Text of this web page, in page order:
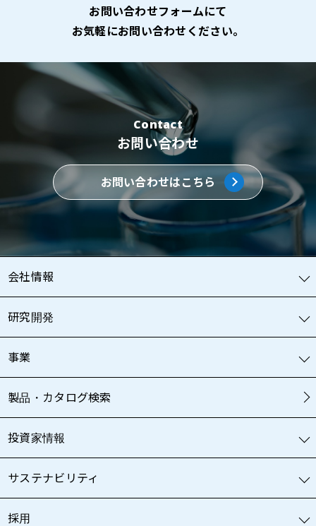
お問い合わせフォームにて
お気軽にお問い合わせください。
Contact
お問い合わせ
お問い合わせはこちら
会社情報
研究開発
事業
製品・カタログ検索
投資家情報
サステナビリティ
採用